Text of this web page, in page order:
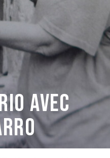
AVEC